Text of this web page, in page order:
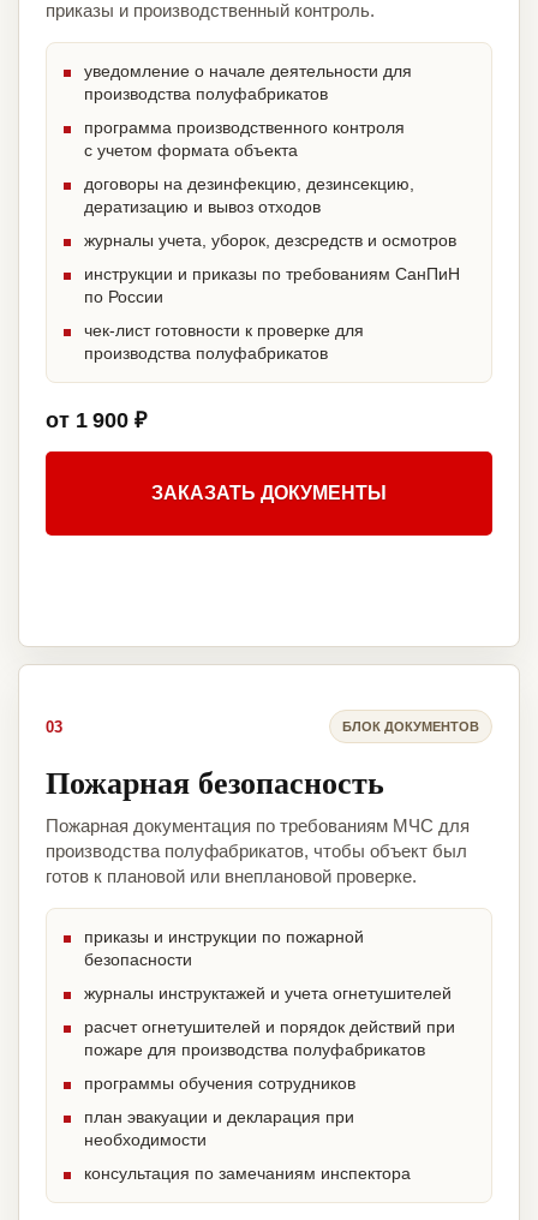
приказы и производственный контроль.
уведомление о начале деятельности для
производства полуфабрикатов
программа производственного контроля
с учетом формата объекта
договоры на дезинфекцию, дезинсекцию,
дератизацию и вывоз отходов
журналы учета, уборок, дезсредств и осмотров
инструкции и приказы по требованиям СанПиН
по России
чек-лист готовности к проверке для
производства полуфабрикатов
от 1 900 ₽
ЗАКАЗАТЬ ДОКУМЕНТЫ
03 БЛОК ДОКУМЕНТОВ
Пожарная безопасность
Пожарная документация по требованиям МЧС для
производства полуфабрикатов, чтобы объект был
готов к плановой или внеплановой проверке.
приказы и инструкции по пожарной
безопасности
журналы инструктажей и учета огнетушителей
расчет огнетушителей и порядок действий при
пожаре для производства полуфабрикатов
программы обучения сотрудников
план эвакуации и декларация при
необходимости
консультация по замечаниям инспектора